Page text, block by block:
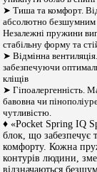
➤ Тиша та комфорт.
абсолютно безшумним
Незалежні пружини
стабільну форму та
➤ Відмінна
забезпечуючи
кліщів
➤ Гіпоалергенність.
бавовна чи
чутливістю.
♦ «Pocket Spring IQ
блок, що забезпечує
комфорту. Кожна
контурів людини,
відзначаються